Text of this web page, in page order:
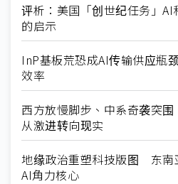
评析：美国「创世纪任务」
的启示
InP基板荒恐成AI传输供应
效率
西方放慢脚步、中系奇袭突
从激进转向现实
地缘政治重塑科技版图 东南
AI角力核心